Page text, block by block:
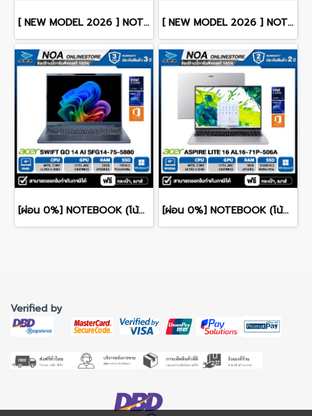
[ NEW MODEL 2026 ] NOTEBOOK (โน๊ตบุ๊ค) ACER ASPIRE LITE 14 AL14-46P-R147 14" FHD/RYZEN 3 5400U/8GB/SSD 256GB/WINDOWS 11+MS OFFICE รับประกันซ่อมฟรีถึงบ้าน 2ปี [ NEW MODEL 2026 ] NOTEBOOK (โน๊ตบุ๊ค) ACER ASPIRE 7 A715-59G-59Y6 15.6" FHD 144Hz/CORE 5-210H/16GB/SSD 512GB/RTX3050 รับประกันซ่อมฟรีถึงบ้าน 3ปี
[ผ่อน 0%] NOTEBOOK (โน้ตบุ๊ก) ACER SWIFT GO 14 AI SFG14-75-5880 14" OLED /CORE ULTRA 5 228V/RAM 32GB/SSD 1TB/WINDOWS 11+OFFICE รับประกันศูนย์ไทย 3ปี [ผ่อน 0%] NOTEBOOK (โน้ตบุ๊ค) ACER ASPIRE LITE 16 AL16-71P-506A 16" WUXGA/CORE 5 125H/RAM 16GB/SSD 512GB/RWINDOWS 11+MS OFFICE รับประกันศูนย์ไทย 2ปี
Verified by